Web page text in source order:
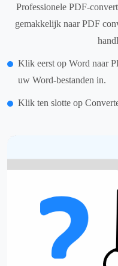
Professionele PDF-
gemakkelijk naar PDF
Klik eerst op Word naar
uw Word-bestanden in.
Klik ten slotte op